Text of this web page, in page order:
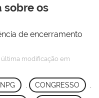
sobre os
de encerramento
última modificação em
CONGRESSO